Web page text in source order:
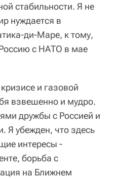
стабильности. Я не
нуждается в
ди-Маре, к тому,
с НАТО в мае
и газовой
взвешенно и мудро.
дружбы с Россией и
убежден, что здесь
интересы -
борьба с
на Ближнем